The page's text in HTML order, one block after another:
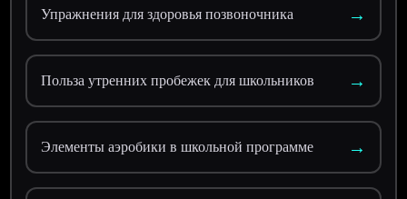
Упражнения для здоровья позвоночника →
Польза утренних пробежек для школьников →
Элементы аэробики в школьной программе →